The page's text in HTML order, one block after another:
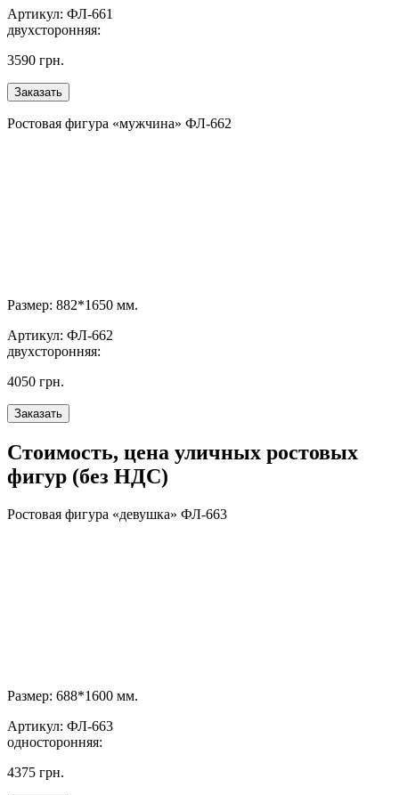
Артикул: ФЛ-661
двухсторонняя:
3590 грн.
Ростовая фигура «мужчина» ФЛ-662
Размер: 882*1650 мм.
Артикул: ФЛ-662
двухсторонняя:
4050 грн.
Стоимость, цена уличных ростовых
фигур (без НДС)
Ростовая фигура «девушка» ФЛ-663
Размер: 688*1600 мм.
Артикул: ФЛ-663
односторонняя:
4375 грн.